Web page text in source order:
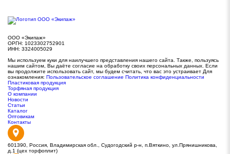
ООО «Экипаж»
ОРГН: 1023302752901
ИНН: 3324005029
Мы используем куки для наилучшего представления нашего сайта. Также, пользуясь
нашим сайтом, Вы даёте согласие на обработку своих персональных данных. Если
вы продолжите использовать сайт, мы будем считать, что вас это устраивает Для
ознакомления: Пользовательское соглашение Политика конфиденциальности
Пластиковая продукция
Торфяная продукция
О компании
Новости
Статьи
Каталог
Оптовикам
Контакты
601390, Россия, Владимирская обл., Судогодский р-н, п.Вяткино, ул.Прянишникова,
д.1 (цех торфоплит)